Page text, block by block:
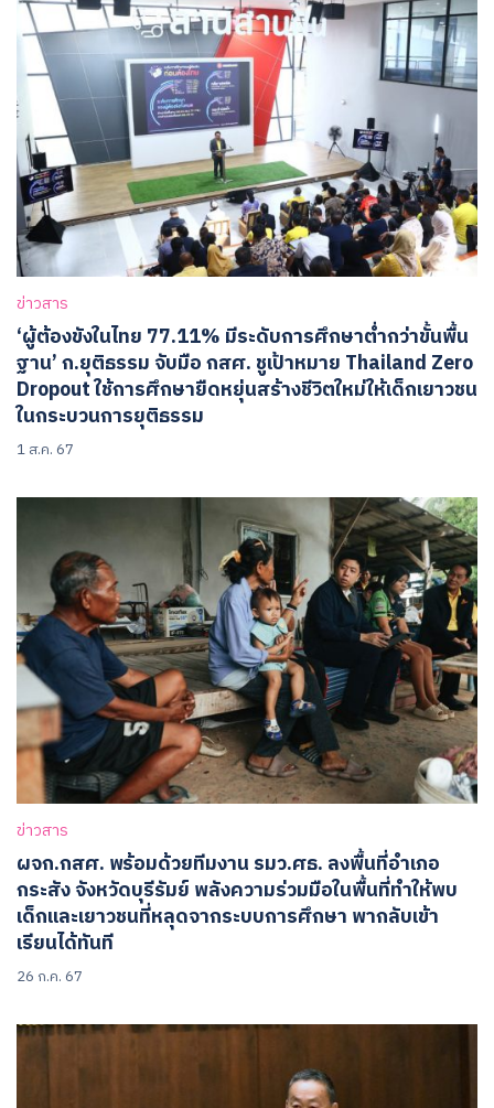
ข่าวสาร
‘ผู้ต้องขังในไทย 77.11% มีระดับการศึกษาต่ำกว่าขั้นพื้น
ฐาน’ ก.ยุติธรรม จับมือ กสศ. ชูเป้าหมาย Thailand Zero
Dropout ใช้การศึกษายืดหยุ่นสร้างชีวิตใหม่ให้เด็กเยาวชน
ในกระบวนการยุติธรรม
1 ส.ค. 67
ข่าวสาร
ผจก.กสศ. พร้อมด้วยทีมงาน รมว.ศธ. ลงพื้นที่อำเภอ
กระสัง จังหวัดบุรีรัมย์ พลังความร่วมมือในพื้นที่ทำให้พบ
เด็กและเยาวชนที่หลุดจากระบบการศึกษา พากลับเข้า
เรียนได้ทันที
26 ก.ค. 67